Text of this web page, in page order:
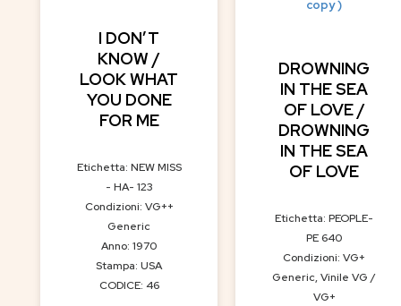
I DON’T
KNOW /
LOOK WHAT
YOU DONE
FOR ME
Etichetta: NEW MISS
- HA- 123
Condizioni: VG++
Generic
Anno: 1970
Stampa: USA
CODICE: 46
copy )
DROWNING
IN THE SEA
OF LOVE /
DROWNING
IN THE SEA
OF LOVE
Etichetta: PEOPLE-
PE 640
Condizioni: VG+
Generic, Vinile VG /
VG+